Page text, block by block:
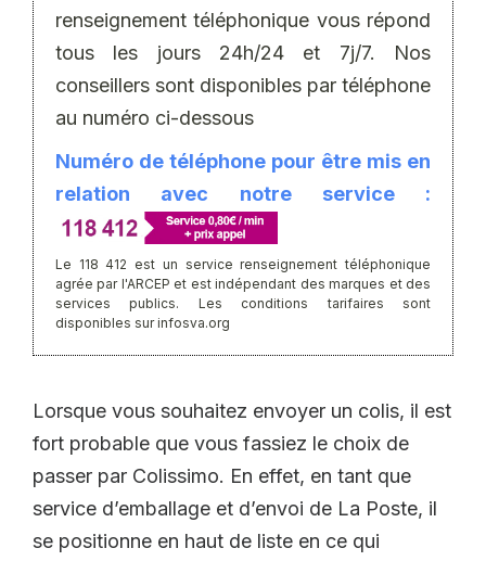
renseignement téléphonique vous répond
tous les jours 24h/24 et 7j/7. Nos
conseillers sont disponibles par téléphone
au numéro ci-dessous
Numéro de téléphone pour être mis en
relation avec notre service :
Le 118 412 est un service renseignement téléphonique
agrée par l'ARCEP et est indépendant des marques et des
services publics. Les conditions tarifaires sont
disponibles sur infosva.org
Lorsque vous souhaitez envoyer un colis, il est
fort probable que vous fassiez le choix de
passer par Colissimo. En effet, en tant que
service d’emballage et d’envoi de La Poste, il
se positionne en haut de liste en ce qui